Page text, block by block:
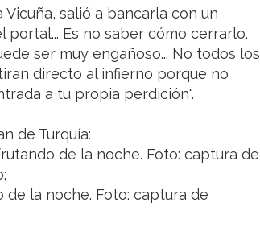
salió a bancarla con un
Es no saber cómo cerrarlo.
ser muy engañoso... No todos los
directo al infierno porque no
a tu propia perdición".
de Turquía:
de la noche. Foto: captura de
de la noche. Foto: captura de